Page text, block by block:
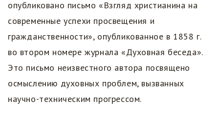
опубликовано письмо «Взгляд христианина на
современные успехи просвещения и
гражданственности», опубликованное в 1858 г.
во втором номере журнала «Духовная беседа».
Это письмо неизвестного автора посвящено
осмыслению духовных проблем, вызванных
научно-техническим прогрессом.